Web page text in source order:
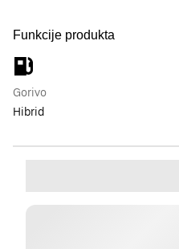
Funkcije produkta
Gorivo
Hibrid